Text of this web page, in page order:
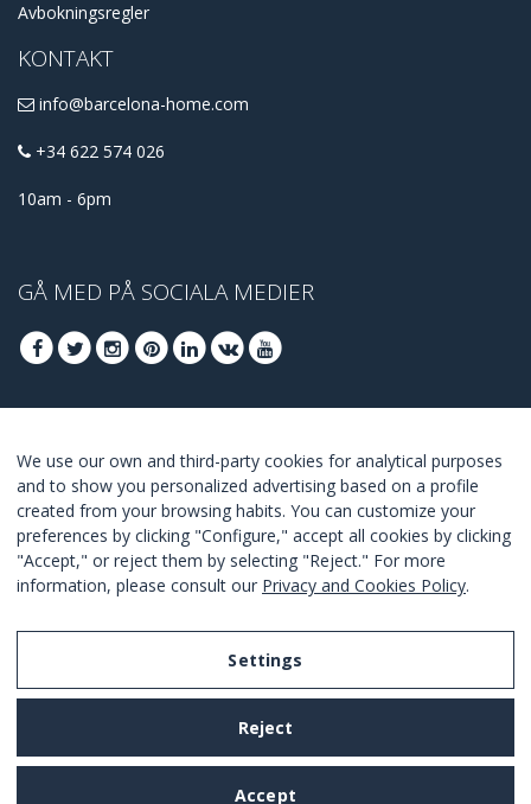
Avbokningsregler
KONTAKT
info@barcelona-home.com
+34 622 574 026
10am - 6pm
GÅ MED PÅ SOCIALA MEDIER
ERBJUDANDENA
GÅ MED
I Agree with the terms and conditions
We use our own and third-party cookies for analytical purposes
and to show you personalized advertising based on a profile
created from your browsing habits. You can customize your
preferences by clicking "Configure," accept all cookies by clicking
"Accept," or reject them by selecting "Reject." For more
information, please consult our Privacy and Cookies Policy.
Settings
Reject
Accept
Legal Notice
Privacy and Cookies Policy
Terms and Conditions of Use